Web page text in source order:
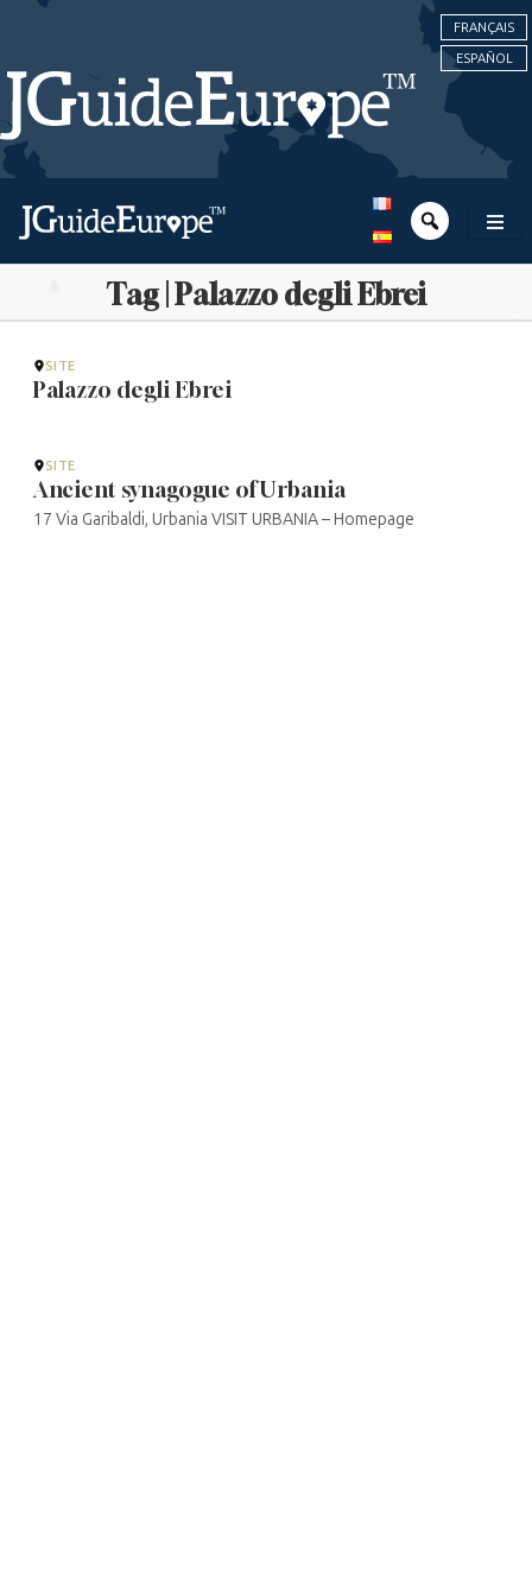
FRANÇAIS
ESPAÑOL
Tag | Palazzo degli Ebrei
SITE
Palazzo degli Ebrei
SITE
Ancient synagogue of Urbania
17 Via Garibaldi, Urbania VISIT URBANIA – Homepage